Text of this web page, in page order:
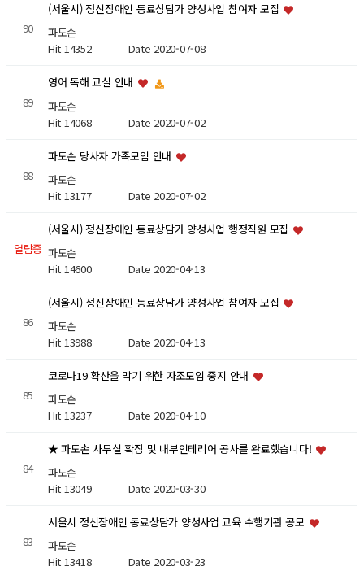
90
(서울시) 정신장애인 동료상담가 양성사업 참여자 모집
파도손
Hit 14352 Date 2020-07-08
89
영어 독해 교실 안내
파도손
Hit 14068 Date 2020-07-02
88
파도손 당사자 가족모임 안내
파도손
Hit 13177 Date 2020-07-02
열람중
(서울시) 정신장애인 동료상담가 양성사업 행정직원 모집
파도손
Hit 14600 Date 2020-04-13
86
(서울시) 정신장애인 동료상담가 양성사업 참여자 모집
파도손
Hit 13988 Date 2020-04-13
85
코로나19 확산을 막기 위한 자조모임 중지 안내
파도손
Hit 13237 Date 2020-04-10
84
★ 파도손 사무실 확장 및 내부인테리어 공사를 완료했습니다!
파도손
Hit 13049 Date 2020-03-30
83
서울시 정신장애인 동료상담가 양성사업 교육 수행기관 공모
파도손
Hit 13418 Date 2020-03-23